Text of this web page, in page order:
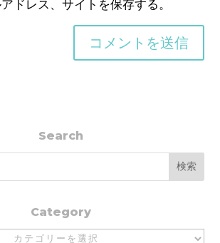
ドレス、サイトを保存する。
Search
Category